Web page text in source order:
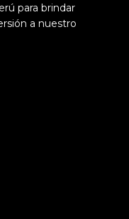
para brindar
a nuestro